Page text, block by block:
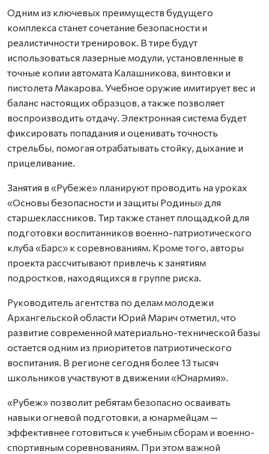
Одним из ключевых преимуществ будущего
комплекса станет сочетание безопасности и
реалистичности тренировок. В тире будут
использоваться лазерные модули, установленные в
точные копии автомата Калашникова, винтовки и
пистолета Макарова. Учебное оружие имитирует вес и
баланс настоящих образцов, а также позволяет
воспроизводить отдачу. Электронная система будет
фиксировать попадания и оценивать точность
стрельбы, помогая отрабатывать стойку, дыхание и
прицеливание.
Занятия в «Рубеже» планируют проводить на уроках
«Основы безопасности и защиты Родины» для
старшеклассников. Тир также станет площадкой для
подготовки воспитанников военно-патриотического
клуба «Барс» к соревнованиям. Кроме того, авторы
проекта рассчитывают привлечь к занятиям
подростков, находящихся в группе риска.
Руководитель агентства по делам молодежи
Архангельской области Юрий Марич отметил, что
развитие современной материально-технической базы
остается одним из приоритетов патриотического
воспитания. В регионе сегодня более 13 тысяч
школьников участвуют в движении «Юнармия».
«Рубеж» позволит ребятам безопасно осваивать
навыки огневой подготовки, а юнармейцам —
эффективнее готовиться к учебным сборам и военно-
спортивным соревнованиям. При этом важной